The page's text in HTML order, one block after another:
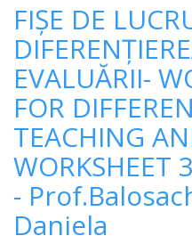
FIȘE DE
EVALUĂRII-
FOR
TEACHING
WORKSHEET
-
Daniela